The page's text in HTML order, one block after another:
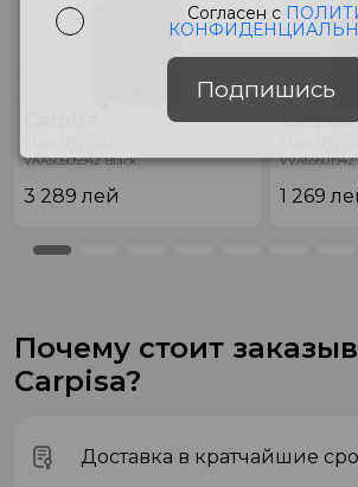
VAA5050S942 Black
3 289лей
Carpisa
1 269
Почему стоит
Carpisa?
Доставка в кратчайшие
Согласен с
Подпишись